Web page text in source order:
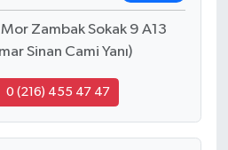
Zambak Sokak 9 A13
Sinan Cami Yanı)
0 (216) 455 47 47